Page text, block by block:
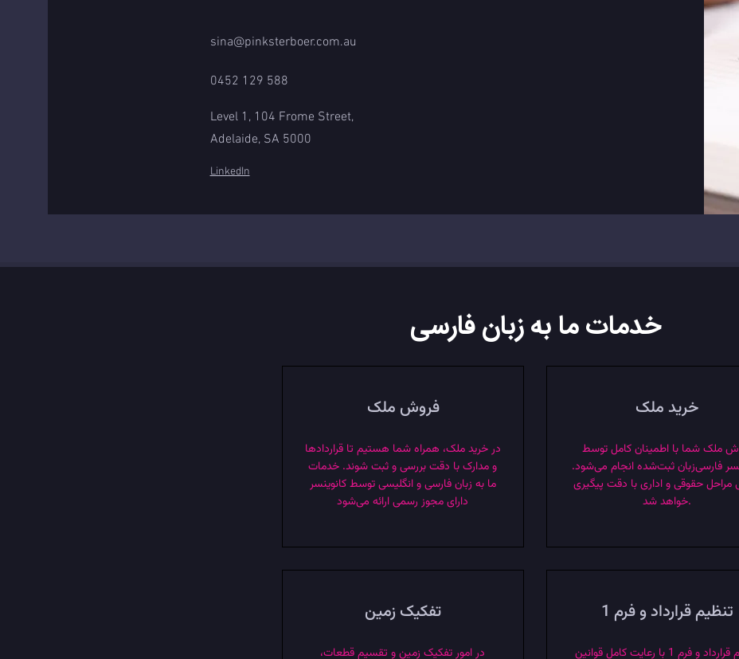
sina@pinksterboer.com.au
0452 129 588
Level 1, 104 Frome Street,
Adelaide, SA 5000
LinkedIn
خدمات ما به زبان فارسی
فروش ملک
در خرید ملک، همراه شما هستیم تا قراردادها
و مدارک با دقت بررسی و ثبت شوند. خدمات
ما به زبان فارسی و انگلیسی توسط کانوینسر
دارای مجوز رسمی ارائه می‌شود
تفکیک زمین
در امور تفکیک زمین و تقسیم قطعات،
خرید ملک
ملک شما با اطمینان کامل توسط
فارسی‌زبان ثبت‌شده انجام می‌شود.
مراحل حقوقی و اداری با دقت پیگیری
خواهد شد.
تنظیم قرارداد و فرم 1
تنظیم قرارداد و فرم 1 با رعایت کامل قوانین